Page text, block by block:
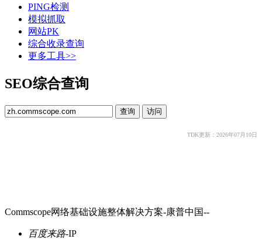
PING检测
模拟抓取
网站PK
综合收录查询
更多工具>>
SEO综合查询
TDK更新：2026年07月10日
Commscope网络基础设施整体解决方案-康普中国--
百度来路-IP